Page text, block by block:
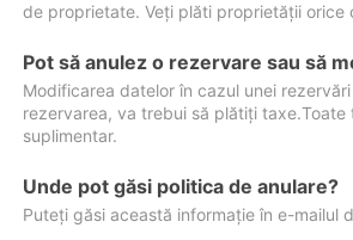
de proprietate. Veți plăti proprietății orice
Pot să anulez o rezervare sau să
Modificarea datelor în cazul unei
rezervarea, va trebui să plătiți
suplimentar.
Unde pot găsi politica de anulare?
Puteți găsi această informație în e-mailul